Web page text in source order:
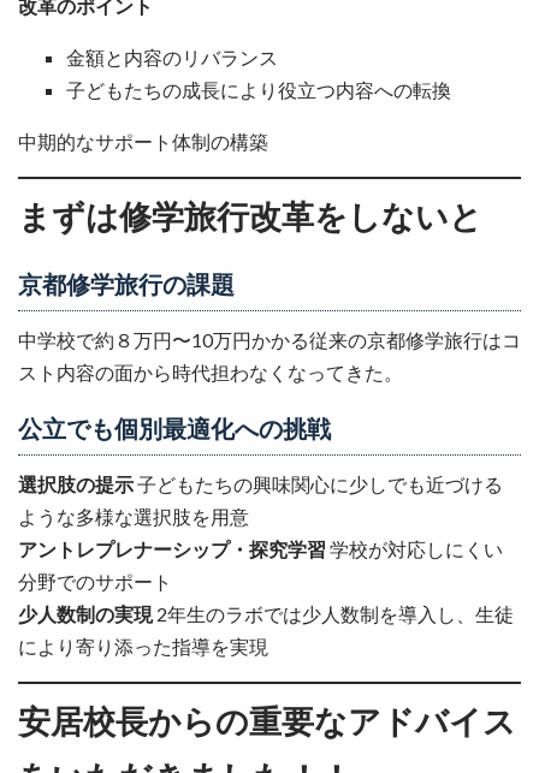
改革のポイント
金額と内容のリバランス
子どもたちの成長により役立つ内容への転換
中期的なサポート体制の構築
まずは修学旅行改革をしないと
京都修学旅行の課題
中学校で約８万円〜10万円かかる従来の京都修学旅行はコ
スト内容の面から時代担わなくなってきた。
公立でも個別最適化への挑戦
選択肢の提示子どもたちの興味関心に少しでも近づける
ような多様な選択肢を用意
アントレプレナーシップ・探究学習 学校が対応しにくい
分野でのサポート
少人数制の実現2年生のラボでは少人数制を導入し、生徒
により寄り添った指導を実現
安居校長からの重要なアドバイス